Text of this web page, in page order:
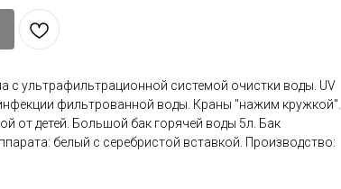
с ультрафильтрационной системой очистки воды. UV
фильтрованной воды. Краны "нажим кружкой".
от детей. Большой бак горячей воды 5л. Бак
белый с серебристой вставкой. Производство: